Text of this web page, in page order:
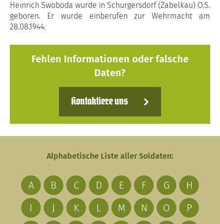
Heinrich Swoboda wurde in Schurgersdorf (Zabelkau) O.S.
geboren. Er wurde einberufen zur Wehrmacht am
28.08.1944.
Fehlen Informationen oder falsche
Daten?
Kontaktiere uns
Alphabetische Liste aller Soldaten:
A B C D E F G
H
I
J K L M N O
P